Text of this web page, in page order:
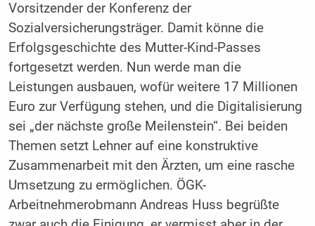
Vorsitzender der Konferenz der
Sozialversicherungsträger. Damit könne die
Erfolgsgeschichte des Mutter-Kind-Passes
fortgesetzt werden. Nun werde man die
Leistungen ausbauen, wofür weitere 17 Millionen
Euro zur Verfügung stehen, und die Digitalisierung
sei „der nächste große Meilenstein“. Bei beiden
Themen setzt Lehner auf eine konstruktive
Zusammenarbeit mit den Ärzten, um eine rasche
Umsetzung zu ermöglichen. ÖGK-
Arbeitnehmerobmann Andreas Huss begrüßte